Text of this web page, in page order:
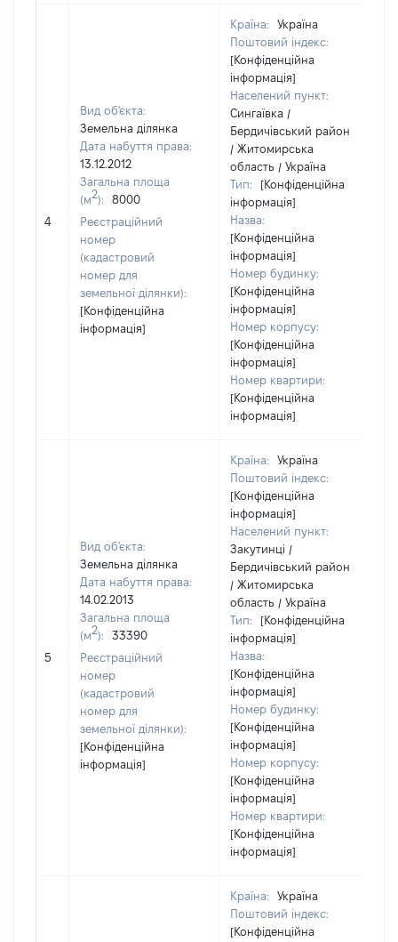
4
Вид об'єкта:
Земельна ділянка
Дата набуття права:
13.12.2012
Загальна площа
(м2):
8000
Реєстраційний
номер
(кадастровий
номер для
земельної ділянки):
[Конфіденційна
інформація]
Країна:
Україна
Поштовий індекс:
[Конфіденційна
інформація]
Населений пункт:
Сингаївка /
Бердичівський район
/ Житомирська
область / Україна
Тип:
[Конфіденційна
інформація]
Назва:
[Конфіденційна
інформація]
Номер будинку:
[Конфіденційна
інформація]
Номер корпусу:
[Конфіденційна
інформація]
Номер квартири:
[Конфіденційна
інформація]
5
Вид об'єкта:
Земельна ділянка
Дата набуття права:
14.02.2013
Загальна площа
(м2):
33390
Реєстраційний
номер
(кадастровий
номер для
земельної ділянки):
[Конфіденційна
інформація]
Країна:
Україна
Поштовий індекс:
[Конфіденційна
інформація]
Населений пункт:
Закутинці /
Бердичівський район
/ Житомирська
область / Україна
Тип:
[Конфіденційна
інформація]
Назва:
[Конфіденційна
інформація]
Номер будинку:
[Конфіденційна
інформація]
Номер корпусу:
[Конфіденційна
інформація]
Номер квартири:
[Конфіденційна
інформація]
Країна:
Україна
Поштовий індекс:
[Конфіденційна